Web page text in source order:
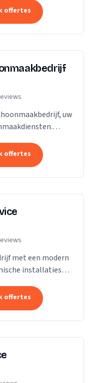
te helpen
offertes
uw
offertes
met een modern
installaties
klanten....
offertes